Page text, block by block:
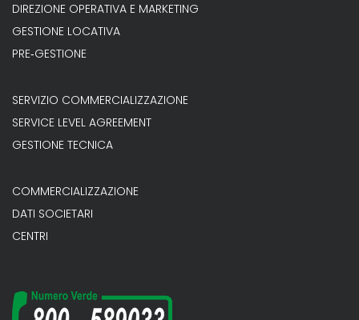
DIREZIONE OPERATIVA E MARKETING
GESTIONE LOCATIVA
PRE‐GESTIONE
SERVIZIO COMMERCIALIZZAZIONE
SERVICE LEVEL AGREEMENT
GESTIONE TECNICA
COMMERCIALIZZAZIONE
DATI SOCIETARI
CENTRI